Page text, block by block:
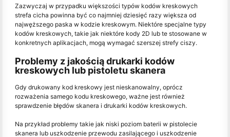
Zazwyczaj w przypadku większości typów kodów kreskowych
strefa cicha powinna być co najmniej dziesięć razy większa od
najwęższego paska w kodzie kreskowym. Niektóre specjalne typy
kodów kreskowych, takie jak niektóre kody 2D lub te stosowane w
konkretnych aplikacjach, mogą wymagać szerszej strefy ciszy.
Problemy z jakością drukarki kodów
kreskowych lub pistoletu skanera
Gdy drukowany kod kreskowy jest nieskanowalny, oprócz
rozważenia samego kodu kreskowego, ważne jest również
sprawdzenie błędów skanera i drukarki kodów kreskowych.
Na przykład problemy takie jak niski poziom baterii w pistolecie
skanera lub uszkodzenie przewodu zasilającego i uszkodzenie